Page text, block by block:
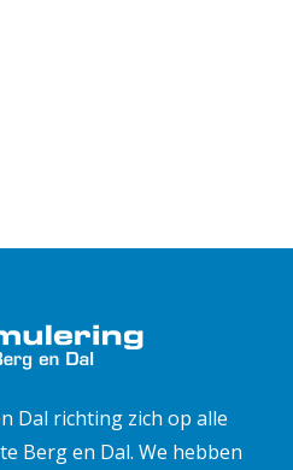
Dal richting zich op alle
Berg en Dal. We hebben